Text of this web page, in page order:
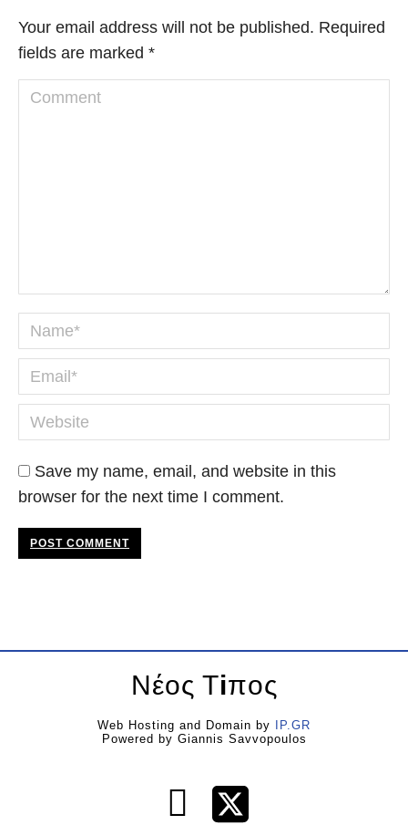
Your email address will not be published. Required
fields are marked *
Comment
Name *
Email *
Website
Save my name, email, and website in this
browser for the next time I comment.
POST COMMENT
Νέος Τiπος
Web Hosting and Domain by
IP.GR
Powered by Giannis Savvopoulos